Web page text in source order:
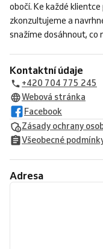
obočí. Ke každé
zkonzultujeme a
snažíme dosáhnout, co
Kontaktní údaje
+420 704 775 245
Webová stránka
Facebook
Zásady ochrany
Všeobecné
Adresa